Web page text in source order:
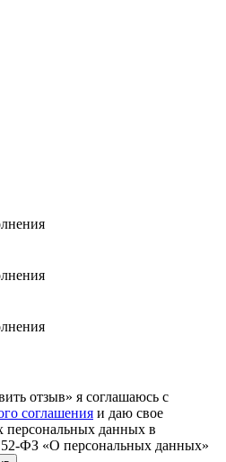
отзыв» я соглашаюсь с
соглашения и даю свое
персональных данных в
ФЗ «О персональных данных»